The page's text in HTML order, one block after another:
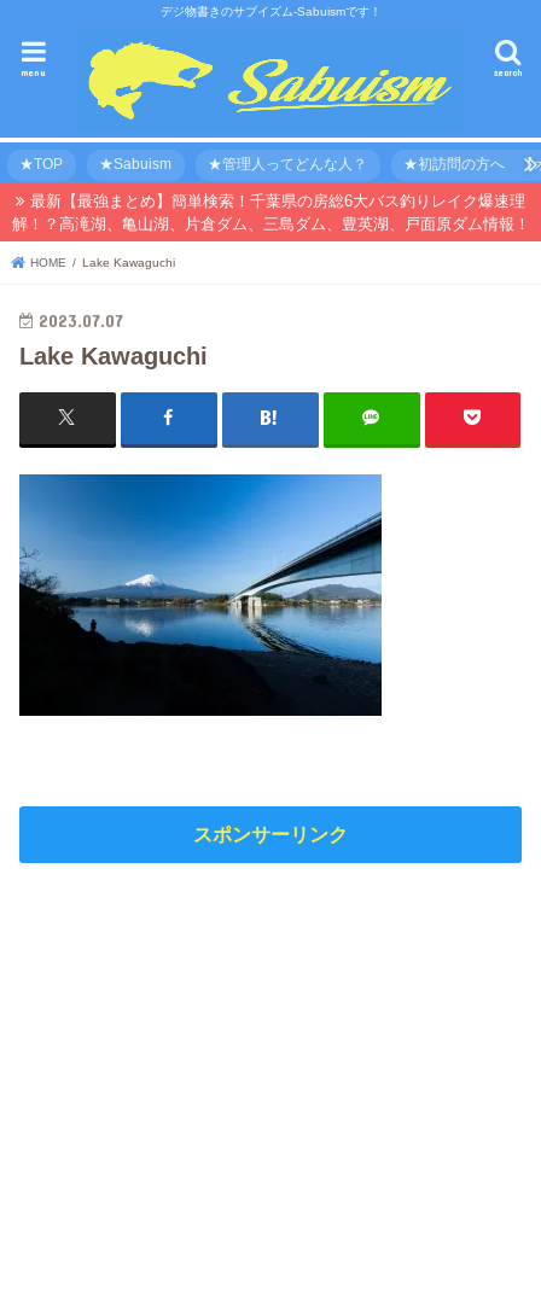
デジ物書きのサブイズム-Sabuismです！
search
menu
★TOP ★Sabuism ★管理人ってどんな人？ ★初訪問の方へ 【
最新【最強まとめ】簡単検索！千葉県の房総6大バス釣りレイク爆速理
解！？高滝湖、亀山湖、片倉ダム、三島ダム、豊英湖、戸面原ダム情報！
HOME Lake Kawaguchi
2023.07.07
Lake Kawaguchi
スポンサーリンク